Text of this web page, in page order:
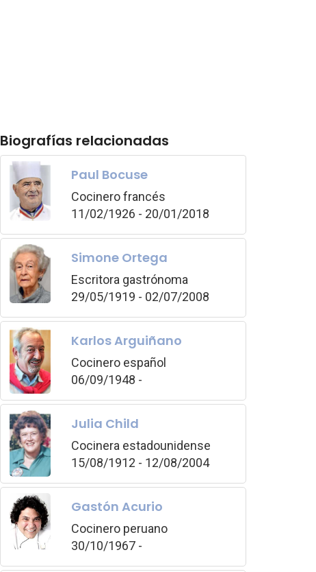
Biografías relacionadas
Paul Bocuse
Cocinero francés
11/02/1926 - 20/01/2018
Simone Ortega
Escritora gastrónoma
29/05/1919 - 02/07/2008
Karlos Arguiñano
Cocinero español
06/09/1948 -
Julia Child
Cocinera estadounidense
15/08/1912 - 12/08/2004
Gastón Acurio
Cocinero peruano
30/10/1967 -